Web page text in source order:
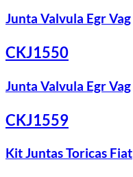
Junta Valvula Egr Vag
CKJ1550
Junta Valvula Egr Vag
CKJ1559
Kit Juntas Toricas Fiat